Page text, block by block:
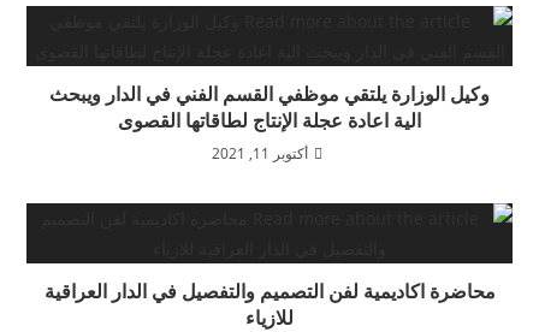
وكيل الوزارة يلتقي موظفي القسم الفني في الدار ويبحث
الية اعادة عجلة الإنتاج لطاقاتها القصوى
أكتوبر 11, 2021
محاضرة اكاديمية لفن التصميم والتفصيل في الدار العراقية
للازياء